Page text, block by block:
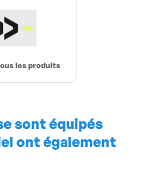
les produits
sont équipés
ont également